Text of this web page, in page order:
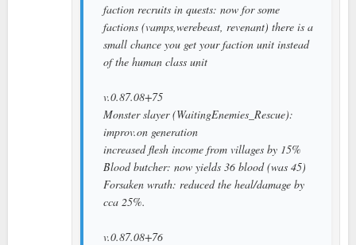
faction recruits in quests: now for some
factions (vamps,werebeast, revenant) there is a
small chance you get your faction unit instead
of the human class unit
v.0.87.08+75
Monster slayer (WaitingEnemies_Rescue):
improv.on generation
increased flesh income from villages by 15%
Blood butcher: now yields 36 blood (was 45)
Forsaken wrath: reduced the heal/damage by
cca 25%.
v.0.87.08+76